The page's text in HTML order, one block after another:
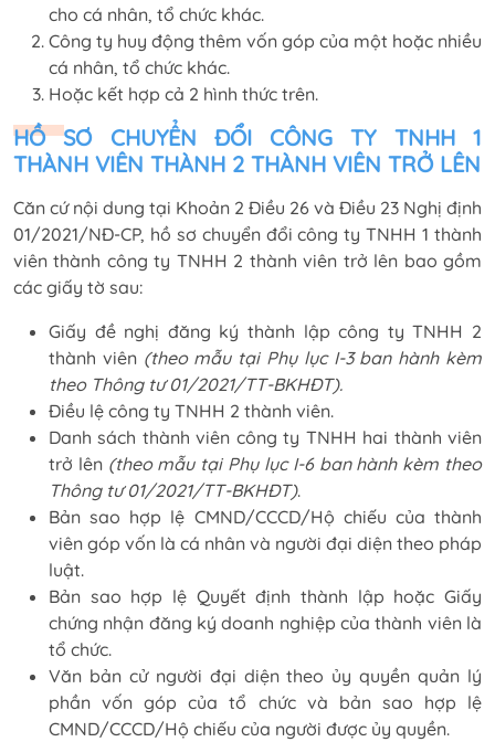
cho cá nhân, tổ chức khác.
Công ty huy động thêm vốn góp của một hoặc nhiều
cá nhân, tổ chức khác.
Hoặc kết hợp cả 2 hình thức trên.
HỒ SƠ CHUYỂN ĐỔI CÔNG TY TNHH 1
THÀNH VIÊN THÀNH 2 THÀNH VIÊN TRỞ LÊN
Căn cứ nội dung tại Khoản 2 Điều 26 và Điều 23 Nghị định
01/2021/NĐ-CP, hồ sơ chuyển đổi công ty TNHH 1 thành
viên thành công ty TNHH 2 thành viên trở lên bao gồm
các giấy tờ sau:
Giấy đề nghị đăng ký thành lập công ty TNHH 2
thành viên (theo mẫu tại Phụ lục I-3 ban hành kèm
theo Thông tư 01/2021/TT-BKHĐT).
Điều lệ công ty TNHH 2 thành viên.
Danh sách thành viên công ty TNHH hai thành viên
trở lên (theo mẫu tại Phụ lục I-6 ban hành kèm theo
Thông tư 01/2021/TT-BKHĐT).
Bản sao hợp lệ CMND/CCCD/Hộ chiếu của thành
viên góp vốn là cá nhân và người đại diện theo pháp
luật.
Bản sao hợp lệ Quyết định thành lập hoặc Giấy
chứng nhận đăng ký doanh nghiệp của thành viên là
tổ chức.
Văn bản cử người đại diện theo ủy quyền quản lý
phần vốn góp của tổ chức và bản sao hợp lệ
CMND/CCCD/Hộ chiếu của người được ủy quyền.